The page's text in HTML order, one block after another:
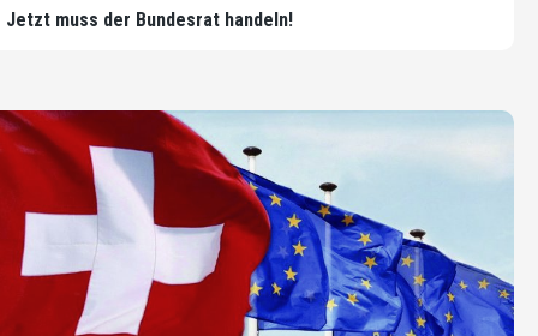
Jetzt muss der Bundesrat handeln!